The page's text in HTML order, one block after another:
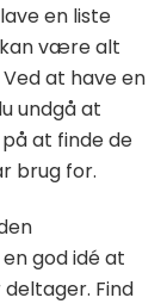
en liste
kan være alt
at have en
undgå at
at finde de
brug for.
god idé at
Find